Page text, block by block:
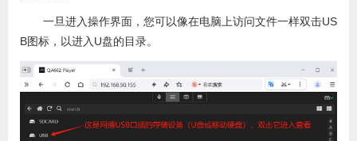
一旦进入操作界面，您可以像在电脑上访问文件一样双击US
B图标，以进入U盘的目录。